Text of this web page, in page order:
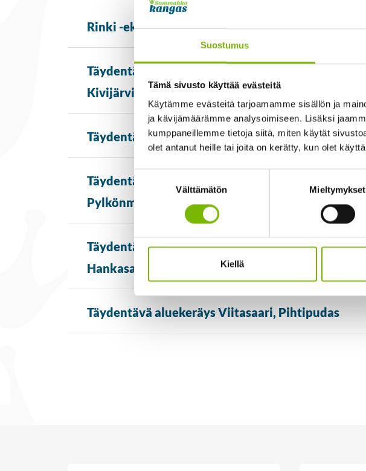
Suostumus
Tämä sivusto käyttää evästeitä
Käytämme evästeitä tarjoamamme sisällön ja
ja kävijämäärämme analysoimiseen. Lisäksi
kumppaneillemme tietoja siitä, miten käytät
olet antanut heille tai joita on kerätty, kun olet
Suostumuksen
Välttämätön Mieltymykset
Kiellä
Rinki -ekopisteet
Täydentävä aluekeräys Kannonkoski,
Kivijärvi, Kinnula
Täydentävä aluekeräys Karstula, Saarijärvi
Täydentävä aluekeräys Petäjävesi,
Pylkönmäki, Multia, Uurainen
Täydentävä aluekeräys Äänekoski,
Hankasalmi
Täydentävä aluekeräys Viitasaari, Pihtipudas